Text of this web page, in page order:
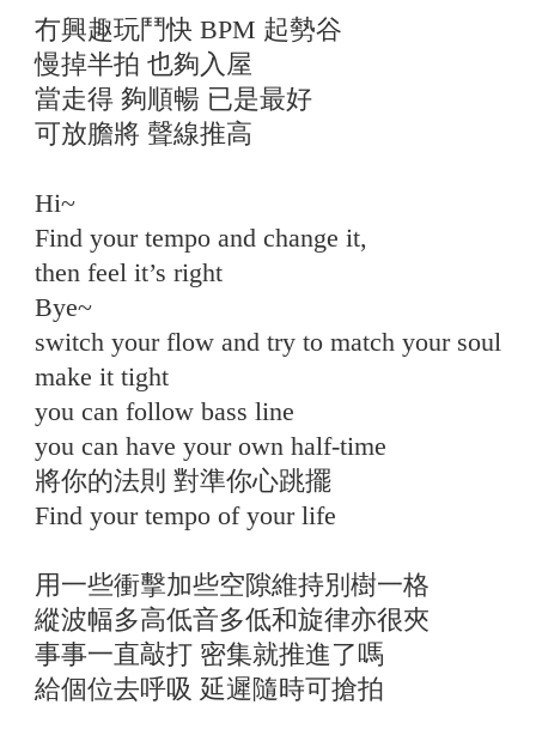
冇興趣玩鬥快 BPM 起勢谷
慢掉半拍 也夠入屋
當走得 夠順暢 已是最好
可放膽將 聲線推高
Hi~
Find your tempo and change it,
then feel it’s right
Bye~
switch your flow and try to match your soul
make it tight
you can follow bass line
you can have your own half-time
將你的法則 對準你心跳擺
Find your tempo of your life
用一些衝擊加些空隙維持別樹一格
縱波幅多高低音多低和旋律亦很夾
事事一直敲打 密集就推進了嗎
給個位去呼吸 延遲隨時可搶拍